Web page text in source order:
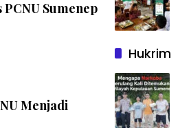
Sumenep
Menjadi
Hukrim